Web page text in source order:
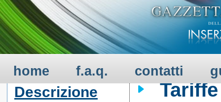
home f.a.q. contatti
GUIDA ALL'USO -
SERVIZIO
Descrizione
Tariffe